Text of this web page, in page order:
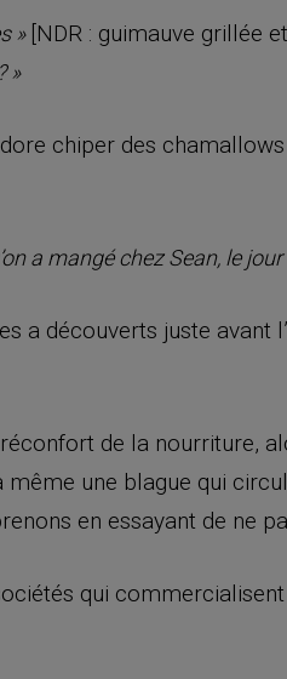
» [NDR : guimauve grillée
»
chiper des
a mangé chez Sean, le
a découverts juste avant
de la nourriture,
une blague qui
en essayant de ne
qui